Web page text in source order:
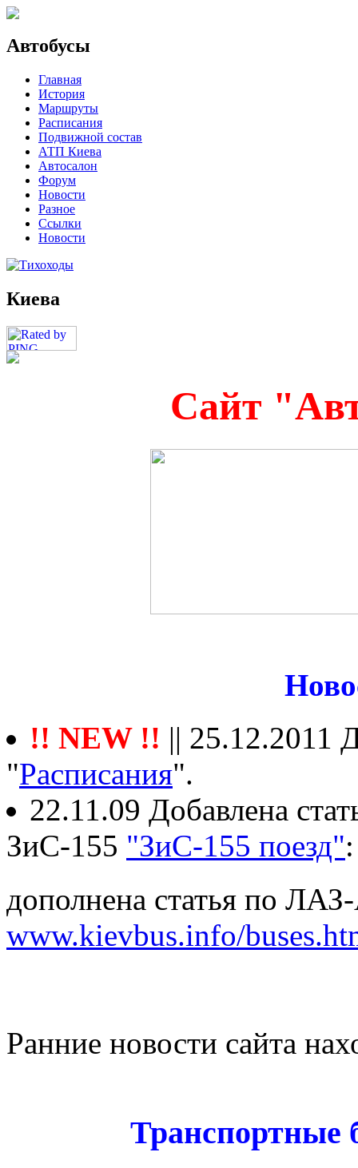
Автобусы
Главная
История
Маршруты
Расписания
Подвижной состав
АТП Киева
Автосалон
Форум
Новости
Разное
Ссылки
Новости
Киева
Сайт
!! NEW !! || 25.12.2011
"Расписания".
22.11.09 Добавлена
ЗиС-155 "ЗиС-155 поезд"
дополнена статья по
www.kievbus.info/
Ранние новости сайта
Транспортные